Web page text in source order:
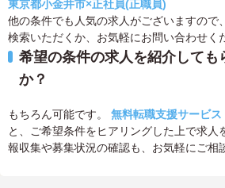
東京都小金井市×正社員(正職員)
他の条件でも人気の求人がございますので
検索いただくか、お気軽にお問い合わせく
希望の条件の求人を紹介しても
か？
もちろん可能です。 無料転職支援サービス
と、ご希望条件をヒアリングした上で求人
報収集や募集状況の確認も、お気軽にご相